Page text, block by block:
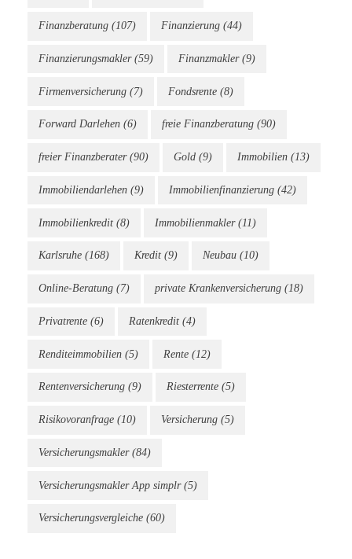
Finanzberatung (107) Finanzierung (44)
Finanzierungsmakler(59) Finanzmakler(9)
Firmenversicherung (7) Fondsrente (8)
Forward Darlehen (6) freie Finanzberatung (90)
freier Finanzberater(90) Gold (9) Immobilien (13)
Immobiliendarlehen (9) Immobilienfinanzierung (42)
Immobilienkredit (8) Immobilienmakler(11)
Karlsruhe (168) Kredit (9) Neubau (10)
Online-Beratung (7) private Krankenversicherung (18)
Privatrente (6) Ratenkredit (4)
Renditeimmobilien (5) Rente (12)
Rentenversicherung (9) Riesterrente (5)
Risikovoranfrage (10) Versicherung (5)
Versicherungsmakler(84)
Versicherungsmakler App simplr(5)
Versicherungsvergleiche (60)